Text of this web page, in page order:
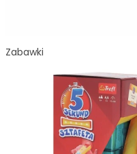
Zabawki